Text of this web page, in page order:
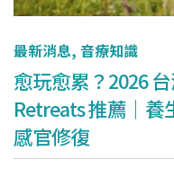
最新消息, 音療知識
愈玩愈累？2026
Retreats 推薦｜
感官修復